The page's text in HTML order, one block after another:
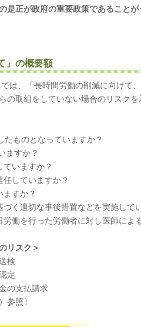
是正が政府の重要政策であること
」の概要額
では、「長時間労働の削減に向けて
の取組をしていない場合のリスク
ものとなっていますか？
ますか？
いますか？
していますか？
すか？
く適切な事後措置などを実施して
働を行った労働者に対し医師によ
リスク＞
検
定
の支払請求
参照〕